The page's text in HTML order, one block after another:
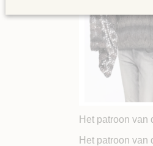
Het patroon van
Het patroon van